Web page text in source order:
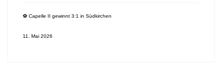
⚽️ Capelle II gewinnt 3:1 in Südkirchen
11. Mai 2026